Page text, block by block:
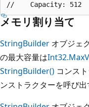
メモリ割り当て
StringBuilder オブジェ
の最大容量は
StringBuilder() コンス
ンストラクターを呼び出